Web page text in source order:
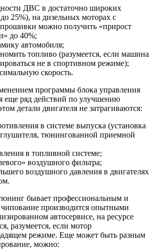
ДВС в достаточно широких
25%), на дизельных моторах с
можно получить «прирост
до 40%;
автомобиля;
топливо (разумеется, если машина
не в спортивном режиме);
скорость.
программы блока управления
еще ряд действий по улучшению
детали двигателя не затрагиваются:
в системе выпуска (установка
тюнингованной приемной
в топливной системе;
воздушного фильтра;
воздушного давления в двигателях
бывает профессиональным и
производится опытными
автосервисе, на ресурсе
разумеется, если мотор
режиме. Еще может быть разным
можно: